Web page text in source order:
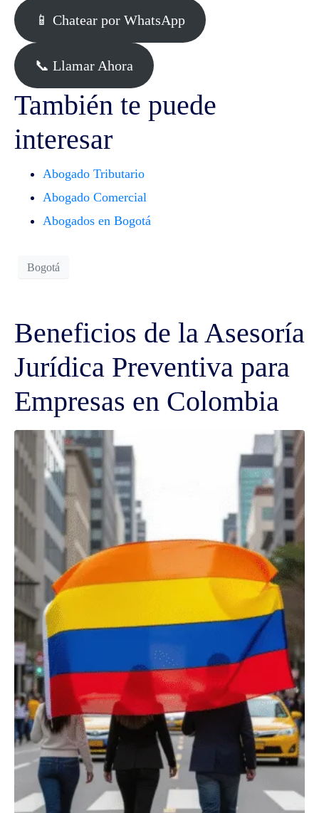
📱 Chatear por WhatsApp
📞 Llamar Ahora
También te puede
interesar
Abogado Tributario
Abogado Comercial
Abogados en Bogotá
Bogotá
Beneficios de la Asesoría
Jurídica Preventiva para
Empresas en Colombia